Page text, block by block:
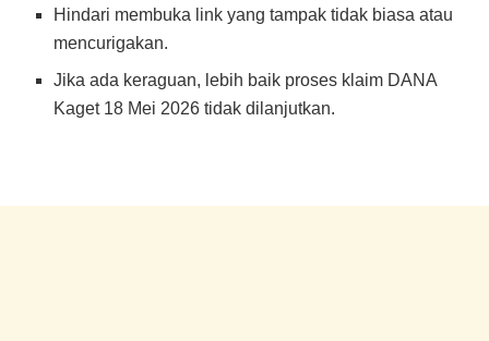
Hindari membuka link yang tampak tidak biasa atau
mencurigakan.
Jika ada keraguan, lebih baik proses klaim DANA
Kaget 18 Mei 2026 tidak dilanjutkan.